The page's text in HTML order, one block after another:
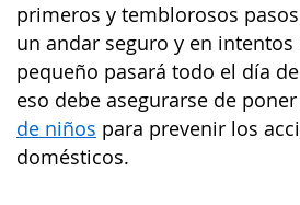
primeros y temblorosos
un andar seguro y en
pequeño pasará todo el día
eso debe asegurarse de
de niños para prevenir los
domésticos.